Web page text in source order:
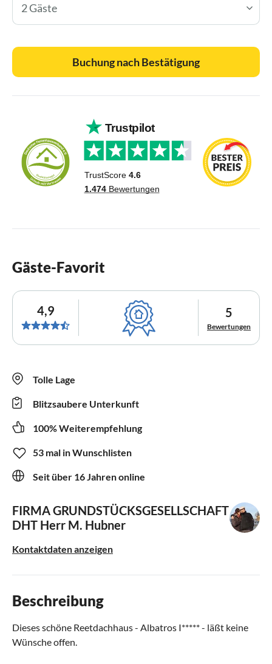
2 Gäste
Buchung nach Bestätigung
Gäste-Favorit
4,9 5
Bewertungen
Tolle Lage
Blitzsaubere Unterkunft
100% Weiterempfehlung
53 mal in Wunschlisten
Seit über 16 Jahren online
FIRMA GRUNDSTÜCKSGESELLSCHAFT
DHT Herr M. Hubner
Kontaktdaten anzeigen
Beschreibung
Dieses schöne Reetdachhaus - Albatros I***** - läßt keine
Wünsche offen.